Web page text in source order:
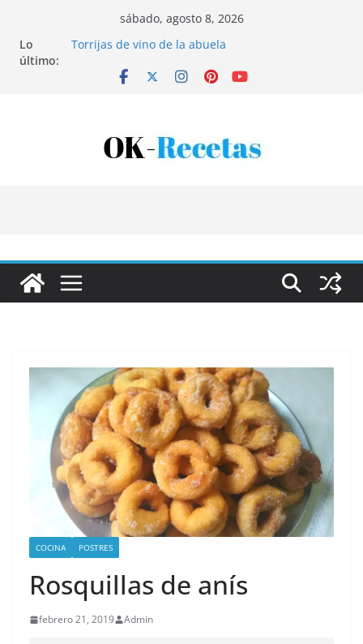
contenido
sábado, agosto 8, 2026
Lo
último:
Torrijas de vino de la abuela
Bandeja de pescaíto frito
COCINA POSTRES
Rosquillas de anís
febrero 21, 2019 Admin